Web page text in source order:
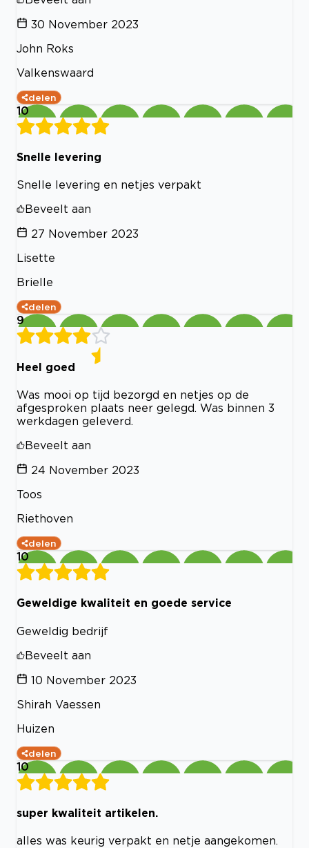
30 November 2023
John Roks
Valkenswaard
delen
10
Snelle levering
Snelle levering en netjes verpakt
Beveelt aan
27 November 2023
Lisette
Brielle
delen
9
Heel goed
Was mooi op tijd bezorgd en netjes op de
afgesproken plaats neer gelegd. Was binnen 3
werkdagen geleverd.
Beveelt aan
24 November 2023
Toos
Riethoven
delen
10
Geweldige kwaliteit en goede service
Geweldig bedrijf
Beveelt aan
10 November 2023
Shirah Vaessen
Huizen
delen
10
super kwaliteit artikelen.
alles was keurig verpakt en netje aangekomen.